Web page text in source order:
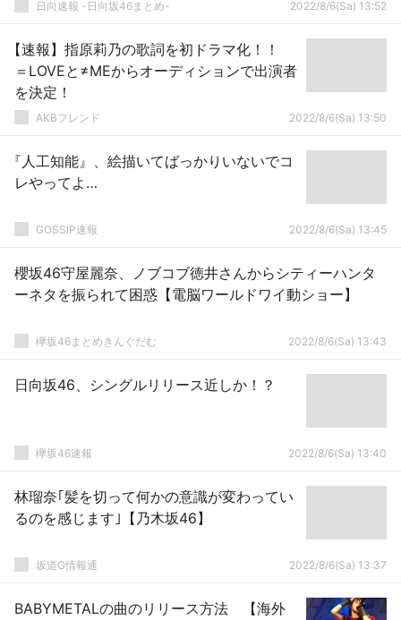
日向速報 -日向坂46まとめ- 2022/8/6(Sa) 13:52
【速報】指原莉乃の歌詞を初ドラマ化！！
＝LOVEと≠MEからオーディションで出演者
を決定！
AKBフレンド 2022/8/6(Sa) 13:50
『人工知能』、絵描いてばっかりいないでコ
レやってよ…
GOSSIP速報 2022/8/6(Sa) 13:45
櫻坂46守屋麗奈、ノブコブ徳井さんからシティーハンタ
ーネタを振られて困惑【電脳ワールドワイ動ショー】
欅坂46まとめきんぐだむ 2022/8/6(Sa) 13:43
日向坂46、シングルリリース近しか！？
欅坂46速報 2022/8/6(Sa) 13:40
林瑠奈｢髪を切って何かの意識が変わってい
るのを感じます｣【乃木坂46】
坂道G情報通 2022/8/6(Sa) 13:37
BABYMETALの曲のリリース方法 【海外